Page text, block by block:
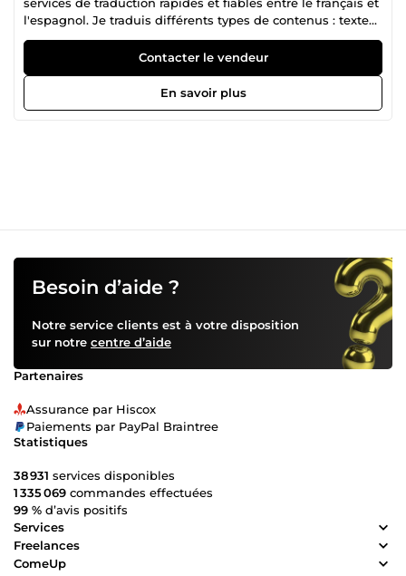
l'espagnol. Je traduis différents types de contenus : textes
simples emails professionnels articles descriptions de
produits documents personnels ✔ Traduction naturelle et
claire ✔ Respect du sens du texte original ✔ Livraison
rapide Mon objectif est de vous fournir une traduction
précise et de qualité.
Contacter le vendeur
En savoir plus
Besoin d’aide ?
Notre service clients est à votre disposition
sur notre centre d’aide
Partenaires
Assurance par Hiscox
Paiements par PayPal Braintree
Statistiques
38 931 services disponibles
1 335 069 commandes effectuées
99 % d’avis positifs
Services
Freelances
ComeUp